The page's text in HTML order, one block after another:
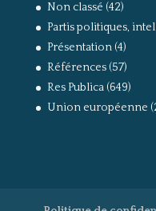
Non classé (42)
Partis politiques,
Présentation(4)
Références(57)
Res Publica(649)
Union européenne